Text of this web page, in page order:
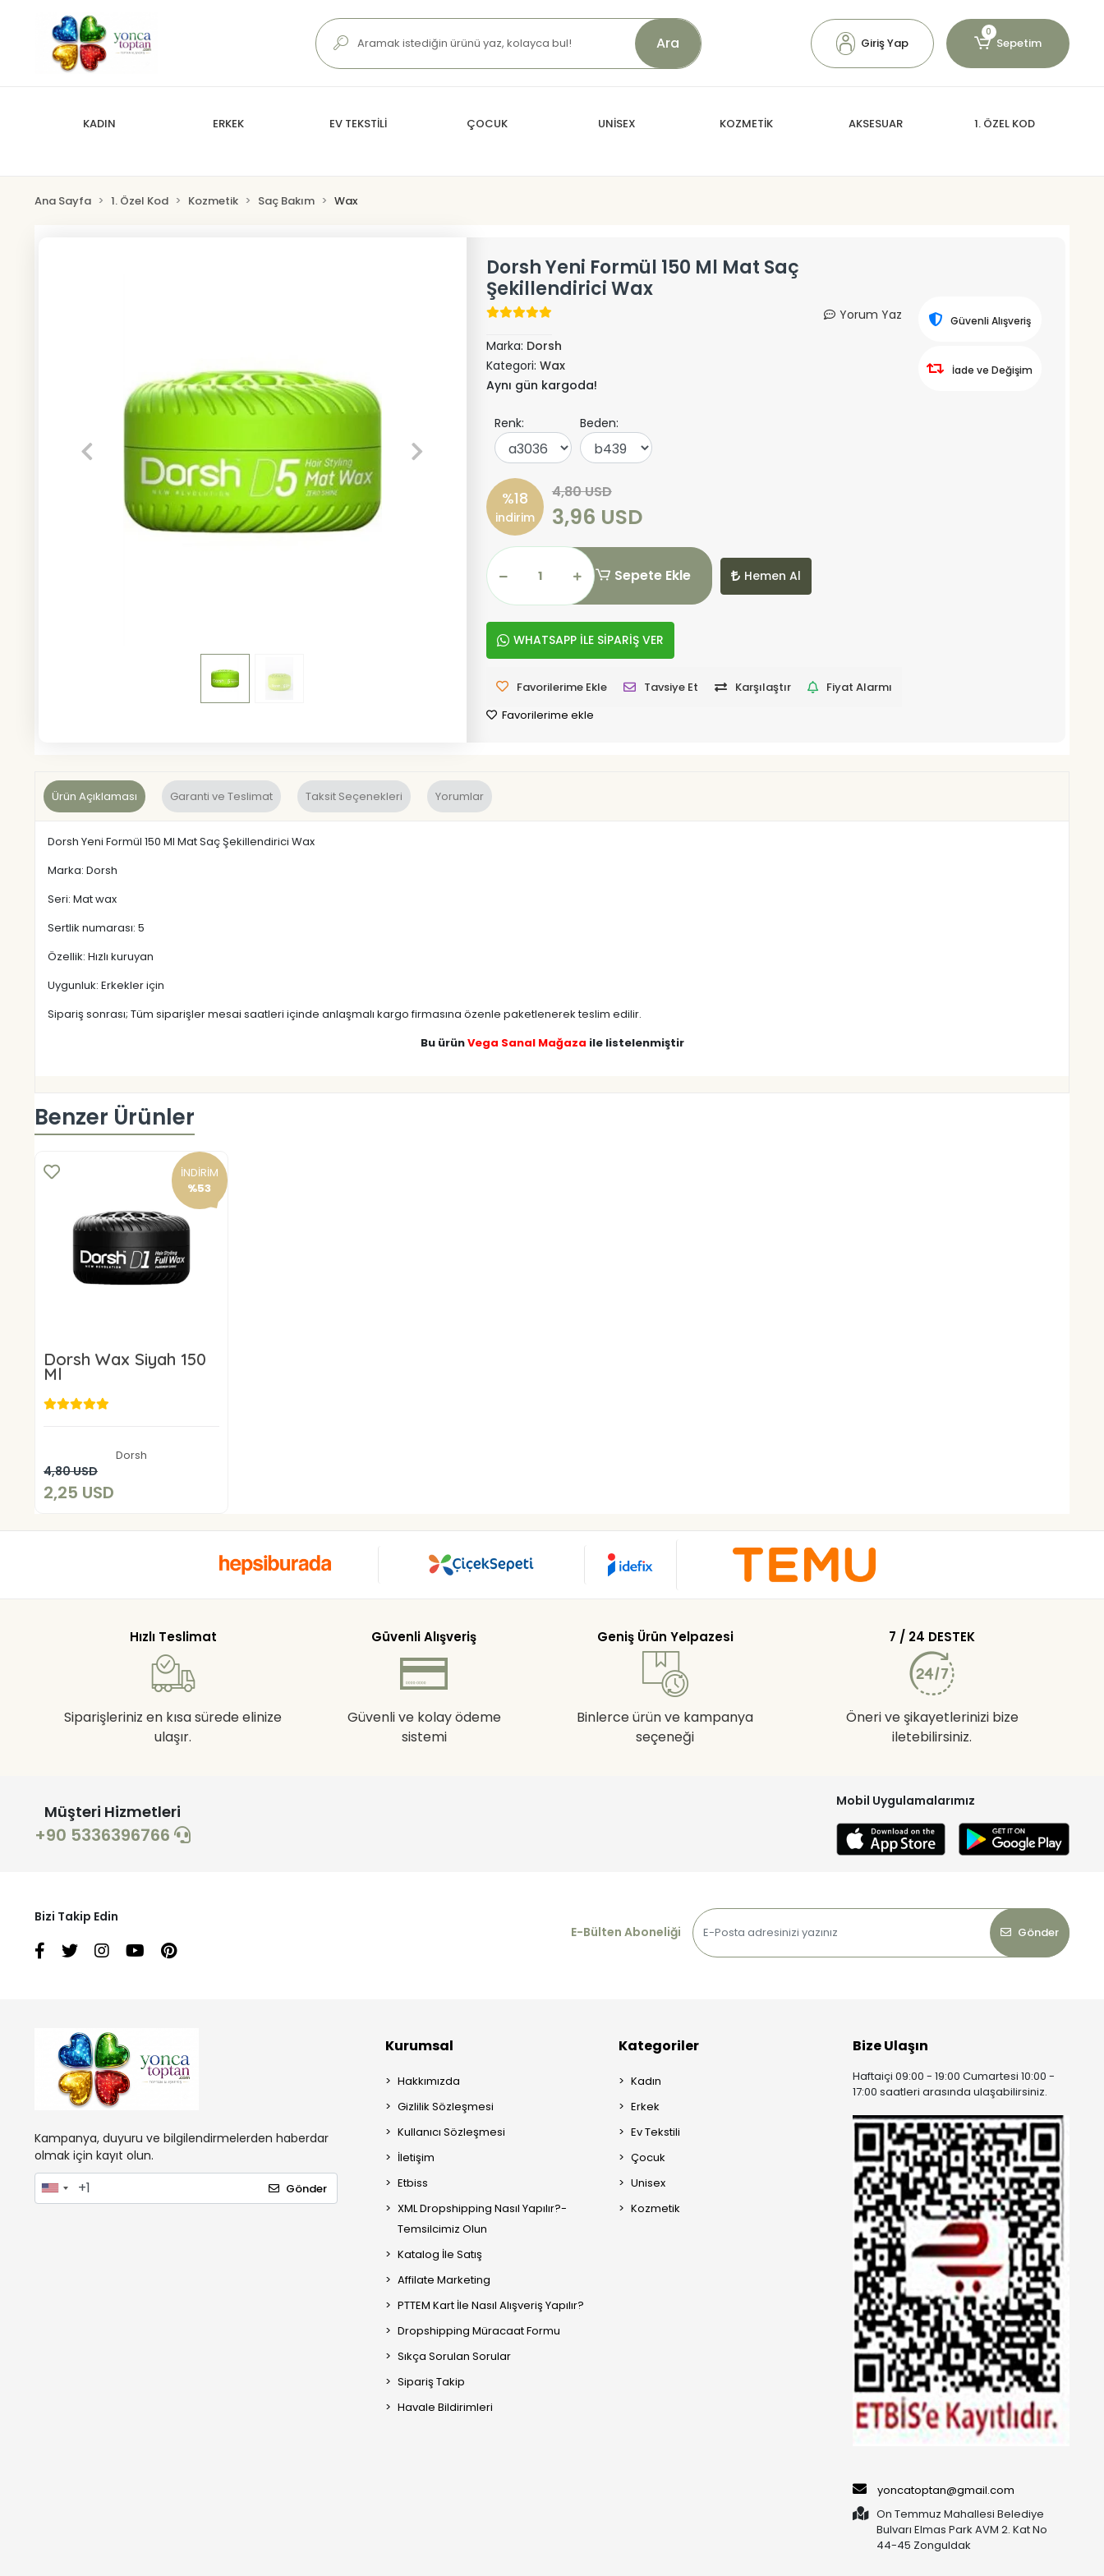
Ara Giriş Yap
0
Sepetim
KADIN ERKEK EV TEKSTİLİ ÇOCUK UNİSEX KOZMETİK AKSESUAR 1. ÖZEL KOD
Ana Sayfa 1. Özel Kod Kozmetik Saç Bakım Wax
Dorsh Yeni Formül 150 Ml Mat Saç
Şekillendirici Wax
Yorum Yaz
Marka: Dorsh
Kategori: Wax
Aynı gün kargoda!
Renk: Beden:
%18
indirim
4,80 USD
3,96 USD
Sepete Ekle Hemen Al
WHATSAPP İLE SİPARİŞ VER
Favorilerime Ekle Tavsiye Et Karşılaştır
Fiyat Alarmı
Favorilerime ekle
Güvenli Alışveriş
İade ve Değişim
Ürün Açıklaması Garanti ve Teslimat Taksit Seçenekleri Yorumlar
Dorsh Yeni Formül 150 Ml Mat Saç Şekillendirici Wax
Marka: Dorsh
Seri: Mat wax
Sertlik numarası: 5
Özellik: Hızlı kuruyan
Uygunluk: Erkekler için
Sipariş sonrası; Tüm siparişler mesai saatleri içinde anlaşmalı kargo firmasına özenle paketlenerek teslim edilir.
Bu ürünVega Sanal Mağaza ile listelenmiştir
Benzer Ürünler
İNDİRİM
%53
Dorsh Wax Siyah 150
Ml
Dorsh
4,80 USD
2,25 USD
Hızlı Teslimat
Siparişleriniz en kısa sürede elinize
ulaşır.
Güvenli Alışveriş
Güvenli ve kolay ödeme
sistemi
Geniş Ürün Yelpazesi
Binlerce ürün ve kampanya
seçeneği
7 / 24 DESTEK
Öneri ve şikayetlerinizi bize
iletebilirsiniz.
Müşteri Hizmetleri
+90 5336396766
Mobil Uygulamalarımız
Bizi Takip Edin
E-Bülten Aboneliği
Gönder
Kampanya, duyuru ve bilgilendirmelerden haberdar
olmak için kayıt olun.
Gönder
Kurumsal
Hakkımızda
Gizlilik Sözleşmesi
Kullanıcı Sözleşmesi
İletişim
Etbiss
XML Dropshipping Nasıl Yapılır?-
Temsilcimiz Olun
Katalog İle Satış
Affilate Marketing
PTTEM Kart İle Nasıl Alışveriş Yapılır?
Dropshipping Müracaat Formu
Sıkça Sorulan Sorular
Sipariş Takip
Havale Bildirimleri
Kategoriler
Kadın
Erkek
Ev Tekstili
Çocuk
Unisex
Kozmetik
Bize Ulaşın
Haftaiçi 09:00 - 19:00 Cumartesi 10:00 -
17:00 saatleri arasında ulaşabilirsiniz.
yoncatoptan@gmail.com
On Temmuz Mahallesi Belediye
Bulvarı Elmas Park AVM 2. Kat No
44-45 Zonguldak